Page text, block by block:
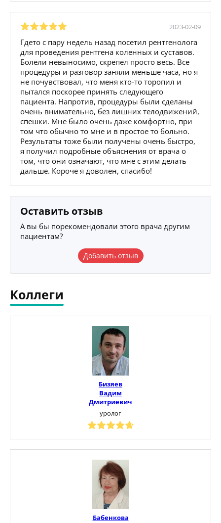
2023-02-09
Гдето с пару недель назад посетил рентгенолога
для проведения рентгена коленных и суставов.
Болели невыносимо, скрепел просто весь. Все
процедуры и разговор заняли меньше часа, но я
не почувствовал, что меня кто-то торопил и
пытался поскорее принять следующего
пациента. Напротив, процедуры были сделаны
очень внимательно, без лишних телодвижений,
спешки. Мне было очень даже комфортно, при
том что обычно то мне и в простое то больно.
Результаты тоже были получены очень быстро,
я получил подробные объяснения от врача о
том, что они означают, что мне с этим делать
дальше. Короче я доволен, спасибо!
Оставить отзыв
А вы бы порекомендовали этого врача другим
пациентам?
Добавить отзыв
Коллеги
Бизяев
Вадим
Дмитриевич
уролог
Бабенкова